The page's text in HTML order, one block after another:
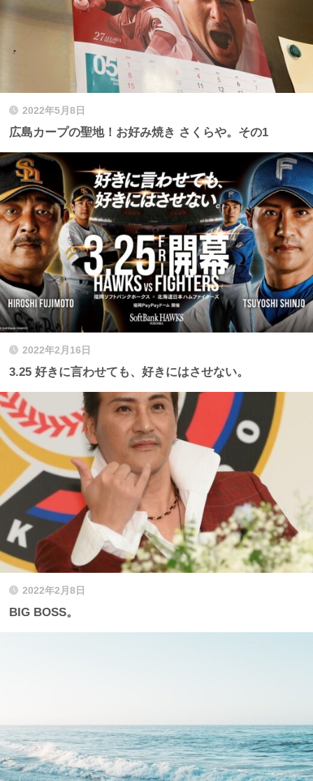
2022年5月8日
広島カープの聖地！お好み焼き さくらや。その1
2022年2月16日
3.25 好きに言わせても、好きにはさせない。
2022年2月8日
BIG BOSS。